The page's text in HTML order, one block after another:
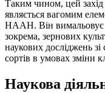
Таким чином, цей захід
являється вагомим
НААН. Він вимальовує
зокрема, зернових
наукових досліджень
сортів в умовах зміни
Наукова